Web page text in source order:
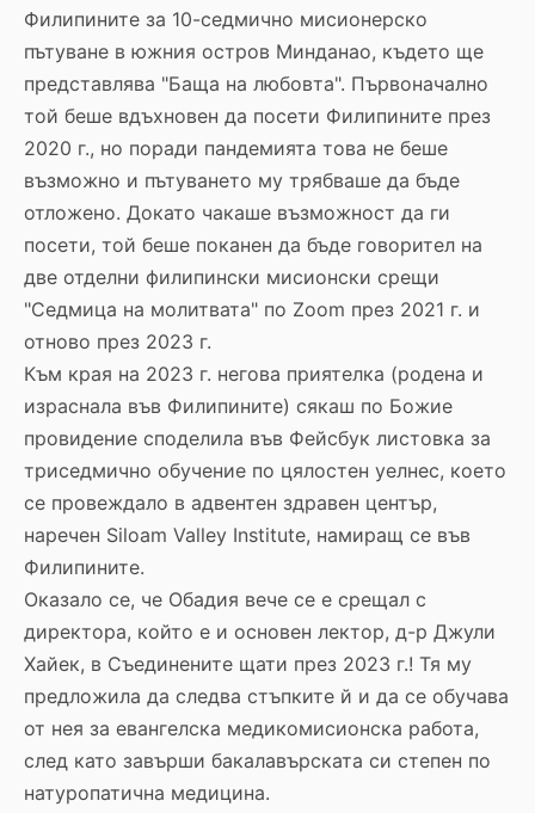
Филипините за 10-седмично мисионерско
пътуване в южния остров Минданао, където ще
представлява "Баща на любовта". Първоначално
той беше вдъхновен да посети Филипините през
2020 г., но поради пандемията това не беше
възможно и пътуването му трябваше да бъде
отложено. Докато чакаше възможност да ги
посети, той беше поканен да бъде говорител на
две отделни филипински мисионски срещи
"Седмица на молитвата" по Zoom през 2021 г. и
отново през 2023 г.
Към края на 2023 г. негова приятелка (родена и
израснала във Филипините) сякаш по Божие
провидение споделила във Фейсбук листовка за
триседмично обучение по цялостен уелнес, което
се провеждало в адвентен здравен център,
наречен Siloam Valley Institute, намиращ се във
Филипините.
Оказало се, че Обадия вече се е срещал с
директора, който е и основен лектор, д-р Джули
Хайек, в Съединените щати през 2023 г.! Тя му
предложила да следва стъпките й и да се обучава
от нея за евангелска медикомисионска работа,
след като завърши бакалавърската си степен по
натуропатична медицина.